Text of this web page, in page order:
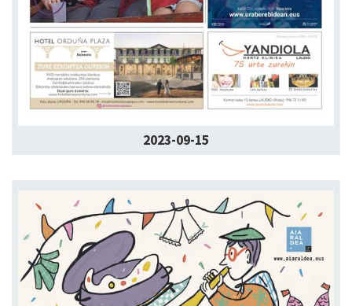
2023-09-15